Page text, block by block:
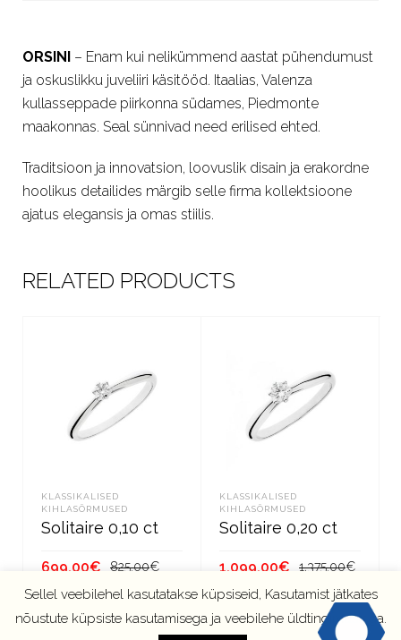
ORSINI – Enam kui nelikümmend aastat pühendumust
ja oskuslikku juveliiri käsitööd. Itaalias, Valenza
kullasseppade piirkonna südames, Piedmonte
maakonnas. Seal sünnivad need erilised ehted.
Traditsioon ja innovatsion, loovuslik disain ja erakordne
hoolikus detailides märgib selle firma kollektsioone
ajatus elegansis ja omas stiilis.
RELATED PRODUCTS
KLASSIKALISED
KIHLASÕRMUSED
Solitaire 0,10 ct
825.00€Algne
hind
825.00€.
699.00€
Current
price
699.00€.
KLASSIKALISED
KIHLASÕRMUSED
Solitaire 0,20 ct
1,375.00€Algne
hind
oli:
1,099.00€
price
is:
Sellel veebilehel kasutatakse küpsiseid, Kasutamist jätkates
nõustute küpsiste kasutamisega ja veebilehe üldtingimustega.